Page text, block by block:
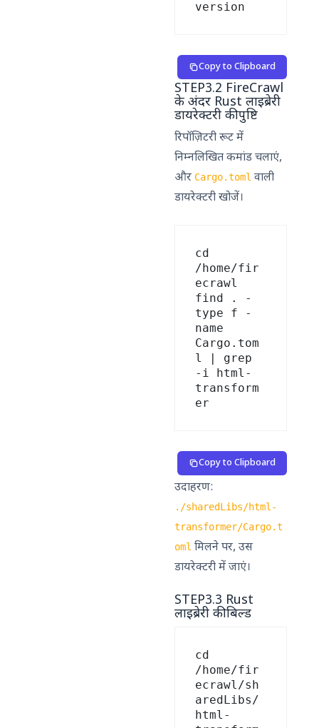
Copy to Clipboard
STEP3.2 FireCrawl
के अंदर Rust लाइब्रेरी
डायरेक्टरी की पुष्टि
रिपॉज़िटरी रूट में
निम्नलिखित कमांड चलाएं,
और Cargo.toml वाली
डायरेक्टरी खोजें।
cd
/home/fir
ecrawl
find . -
type f -
name
Cargo.tom
l | grep
-i html-
transform
Copy to Clipboard
उदाहरण:
./sharedLibs/html-
transformer/Cargo.t
oml मिलने पर, उस
डायरेक्टरी में जाएं।
STEP3.3 Rust
लाइब्रेरी की बिल्ड
cd
/home/fir
ecrawl/sh
aredLibs/
html-